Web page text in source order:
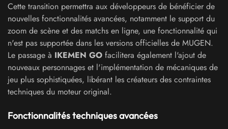
Cette transition permettra aux développeurs de bénéficier de
nouvelles fonctionnalités avancées, notamment le support du
zoom de scène et des matchs en ligne, une fonctionnalité qui
n'est pas supportée dans les versions officielles de MUGEN.
Le passage à IKEMEN GO facilitera également l'ajout de
nouveaux personnages et l'implémentation de mécaniques de
jeu plus sophistiquées, libérant les créateurs des contraintes
techniques du moteur original.
Fonctionnalités techniques avancées